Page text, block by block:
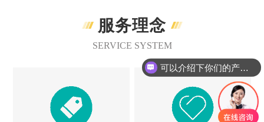
服务理念
SERVICE SYSTEM
可以介绍下你们的产品么